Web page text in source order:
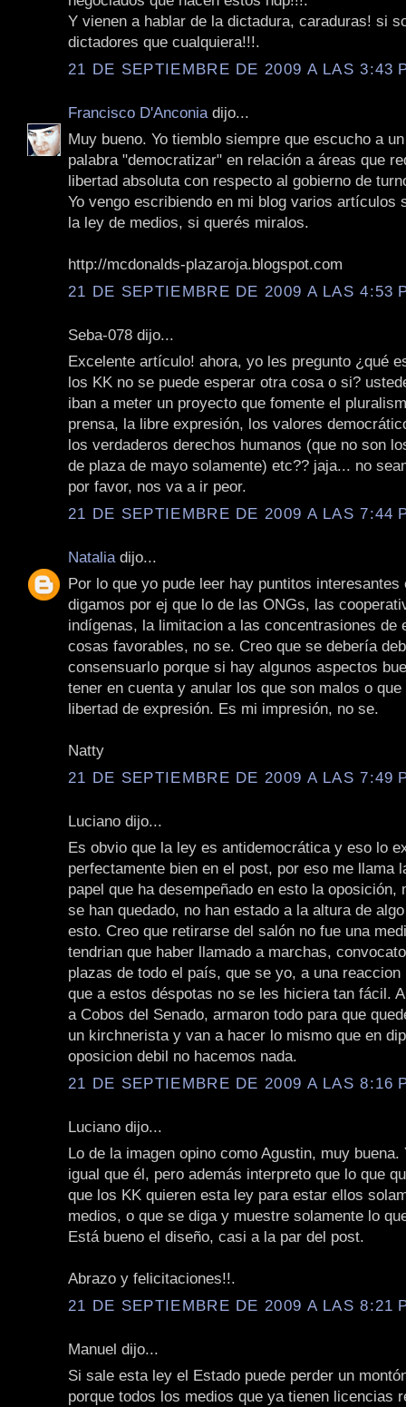
Y vienen a hablar de la dictadura, caraduras! si
dictadores que cualquiera!!!.
21 DE SEPTIEMBRE DE 2009 A LAS 3:43
Francisco D'Anconia dijo...
Muy bueno. Yo tiemblo siempre que escucho a
palabra "democratizar" en relación a áreas que
libertad absoluta con respecto al gobierno de
Yo vengo escribiendo en mi blog varios artículos
la ley de medios, si querés miralos.
http://mcdonalds-plazaroja.blogspot.com
21 DE SEPTIEMBRE DE 2009 A LAS 4:53
Seba-078 dijo...
Excelente artículo! ahora, yo les pregunto ¿qué
los KK no se puede esperar otra cosa o si?
iban a meter un proyecto que fomente el
prensa, la libre expresión, los valores
los verdaderos derechos humanos (que no son
de plaza de mayo solamente) etc?? jaja... no
por favor, nos va a ir peor.
21 DE SEPTIEMBRE DE 2009 A LAS 7:44
Natalia dijo...
Por lo que yo pude leer hay puntitos interesantes
digamos por ej que lo de las ONGs, las
indígenas, la limitacion a las concentrasiones de
cosas favorables, no se. Creo que se debería
consensuarlo porque si hay algunos aspectos
tener en cuenta y anular los que son malos o
libertad de expresión. Es mi impresión, no se.
Natty
21 DE SEPTIEMBRE DE 2009 A LAS 7:49
Luciano dijo...
Es obvio que la ley es antidemocrática y eso lo
perfectamente bien en el post, por eso me llama
papel que ha desempeñado en esto la oposición,
se han quedado, no han estado a la altura de
esto. Creo que retirarse del salón no fue una
tendrian que haber llamado a marchas,
plazas de todo el país, que se yo, a una reaccion
que a estos déspotas no se les hiciera tan fácil.
a Cobos del Senado, armaron todo para que
un kirchnerista y van a hacer lo mismo que en
oposicion debil no hacemos nada.
21 DE SEPTIEMBRE DE 2009 A LAS 8:16
Luciano dijo...
Lo de la imagen opino como Agustin, muy buena.
igual que él, pero además interpreto que lo que
que los KK quieren esta ley para estar ellos
medios, o que se diga y muestre solamente lo
Está bueno el diseño, casi a la par del post.
Abrazo y felicitaciones!!.
21 DE SEPTIEMBRE DE 2009 A LAS 8:21
Manuel dijo...
Si sale esta ley el Estado puede perder un
porque todos los medios que ya tienen licencias